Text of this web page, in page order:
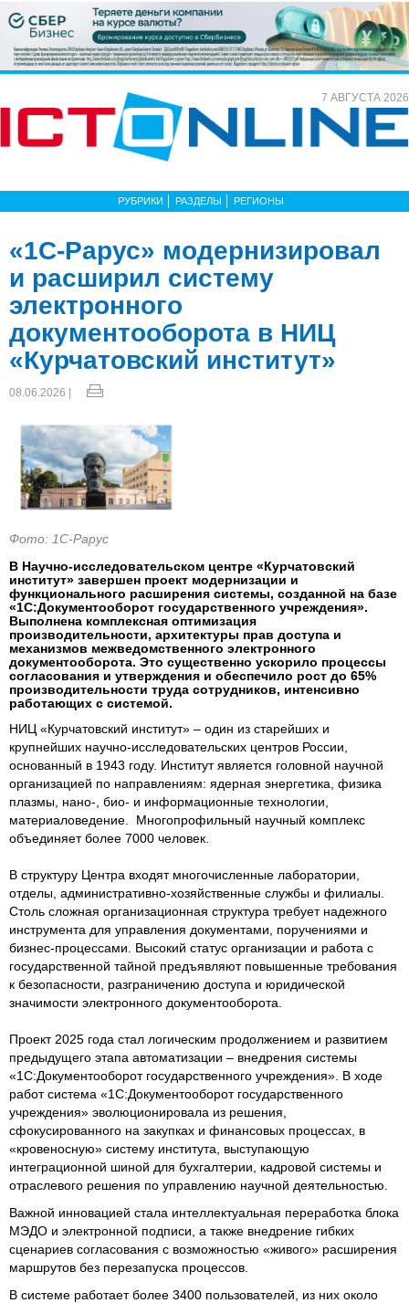
7 АВГУСТА 2026
РУБРИКИ РАЗДЕЛЫ РЕГИОНЫ
«1С-Рарус» модернизировал
и расширил систему
электронного
документооборота в НИЦ
«Курчатовский институт»
08.06.2026 |
Фото: 1С-Рарус
В Научно-исследовательском центре «Курчатовский
институт» завершен проект модернизации и
функционального расширения системы, созданной на базе
«1С:Документооборот государственного учреждения».
Выполнена комплексная оптимизация
производительности, архитектуры прав доступа и
механизмов межведомственного электронного
документооборота. Это существенно ускорило процессы
согласования и утверждения и обеспечило рост до 65%
производительности труда сотрудников, интенсивно
работающих с системой.
НИЦ «Курчатовский институт» – один из старейших и
крупнейших научно-исследовательских центров России,
основанный в 1943 году. Институт является головной научной
организацией по направлениям: ядерная энергетика, физика
плазмы, нано-, био- и информационные технологии,
материаловедение. Многопрофильный научный комплекс
объединяет более 7000 человек.
В структуру Центра входят многочисленные лаборатории,
отделы, административно-хозяйственные службы и филиалы.
Столь сложная организационная структура требует надежного
инструмента для управления документами, поручениями и
бизнес-процессами. Высокий статус организации и работа с
государственной тайной предъявляют повышенные требования
к безопасности, разграничению доступа и юридической
значимости электронного документооборота.
Проект 2025 года стал логическим продолжением и развитием
предыдущего этапа автоматизации – внедрения системы
«1С:Документооборот государственного учреждения». В ходе
работ система «1С:Документооборот государственного
учреждения» эволюционировала из решения,
сфокусированного на закупках и финансовых процессах, в
«кровеносную» систему института, выступающую
интеграционной шиной для бухгалтерии, кадровой системы и
отраслевого решения по управлению научной деятельностью.
Важной инновацией стала интеллектуальная переработка блока
МЭДО и электронной подписи, а также внедрение гибких
сценариев согласования с возможностью «живого» расширения
маршрутов без перезапуска процессов.
В системе работает более 3400 пользователей, из них около